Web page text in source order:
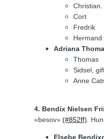
Christian.
Cort
Fredrik
Hermand
Adriana
Thomas
Sidsel,
Anne
4. Bendix Nielsen
«besov» (#852ff) .
Elsebe